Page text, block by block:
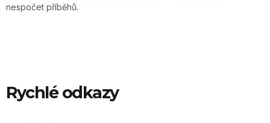
nespočet příběhů.
Rychlé odkazy